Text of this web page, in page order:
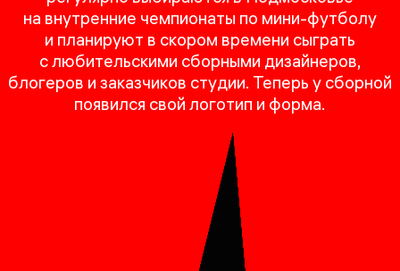
на внутренние чемпионаты по мини-футболу
и планируют в скором времени сыграть
с любительскими сборными дизайнеров,
блогеров и заказчиков студии. Теперь у сборной
появился свой логотип и форма.